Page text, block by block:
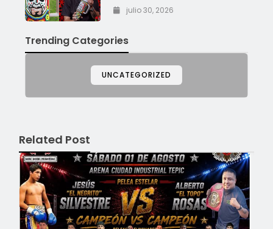
julio 30, 2026
Trending Categories
UNCATEGORIZED
Related Post